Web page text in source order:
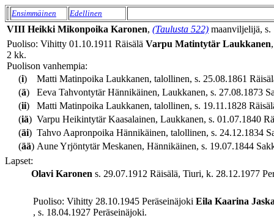
Ensimmäinen Edellinen
VIII Heikki Mikonpoika Karonen, (Taulusta 522) maanviljelijä,
Puoliso: Vihitty 01.10.1911 Räisälä Varpu Matintytär Laukkanen
2 kk.
Puolison vanhempia:
(i)
Matti Matinpoika Laukkanen, talollinen, s. 25.08.1861
(ä)
Eeva Tahvontytär Hännikäinen, Laukkanen, s. 27.08.1873
(ii)
Matti Matinpoika Laukkanen, talollinen, s. 19.11.1828
(iä) Varpu Heikintytär Kaasalainen, Laukkanen, s. 01.07.1840
(äi) Tahvo Aapronpoika Hännikäinen, talollinen, s. 24.12.1834
(ää) Aune Yrjöntytär Meskanen, Hännikäinen, s. 19.07.1844
Lapset:
Olavi Karonen s. 29.07.1912 Räisälä, Tiuri, k. 28.12.1977
Puoliso: Vihitty 28.10.1945 Peräseinäjoki Eila Kaarina
, s. 18.04.1927 Peräseinäjoki.